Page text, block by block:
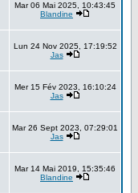
Mar 06 Mai 2025, 10:43:45
Blandine
Lun 24 Nov 2025, 17:19:52
Jas
Mer 15 Fév 2023, 16:10:24
Jas
Mar 26 Sept 2023, 07:29:01
Jas
Mar 14 Mai 2019, 15:35:46
Blandine